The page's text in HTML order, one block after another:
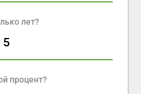
лет?
5
процент?